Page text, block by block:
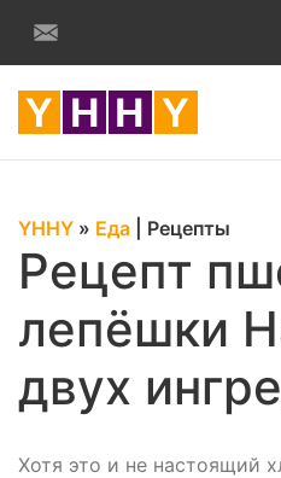
YHHY » Еда Рецепты
Рецепт
лепёшки
двух
Хотя это и не настоящий